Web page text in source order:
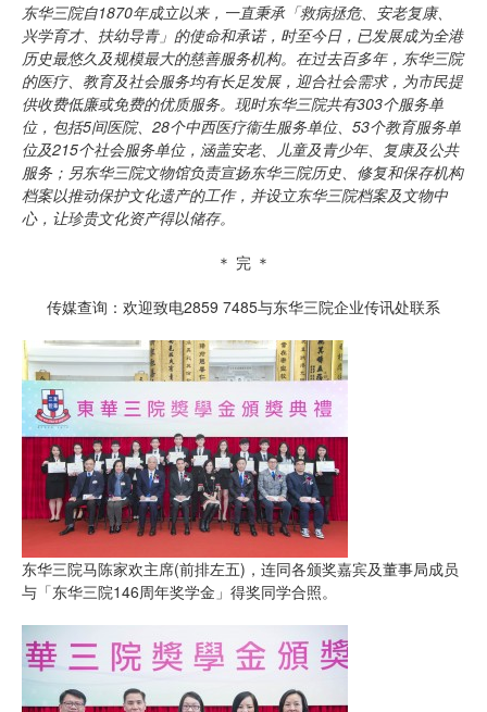
东华三院自1870年成立以来，一直秉承「救病拯危、安老复康、
兴学育才、扶幼导青」的使命和承诺，时至今日，已发展成为全港
历史最悠久及规模最大的慈善服务机构。在过去百多年，东华三院
的医疗、教育及社会服务均有长足发展，迎合社会需求，为市民提
供收费低廉或免费的优质服务。现时东华三院共有303个服务单
位，包括5间医院、 28个中西医疗衞生服务单位、 53个教育服务单
位及215个社会服务单位，涵盖安老、儿童及青少年、复康及公共
服务；另东华三院文物馆负责宣扬东华三院历史、修复和保存机构
档案以推动保护文化遗产的工作，并设立东华三院档案及文物中
心，让珍贵文化资产得以储存。
＊ 完 ＊
传媒查询：欢迎致电2859 7485与东华三院企业传讯处联系
东华三院马陈家欢主席(前排左五)，连同各颁奖嘉宾及董事局成员
与「东华三院146周年奖学金」得奖同学合照。